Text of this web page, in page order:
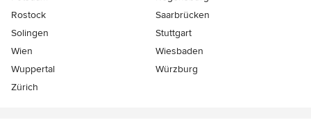
Rostock
Saarbrücken
Solingen
Stuttgart
Wien
Wiesbaden
Wuppertal
Würzburg
Zürich